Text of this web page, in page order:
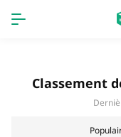
Jeux
Prix Carburant
Classement